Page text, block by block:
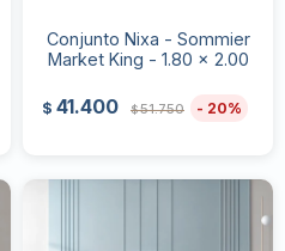
Conjunto Nixa - Sommier
Market King - 1.80 x 2.00
$ 41.400 $51.750 20